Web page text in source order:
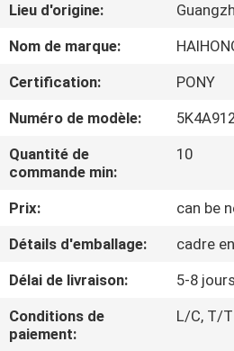
À
DE
NOUS
VISITE
DE
L'USINE
CONTRÔLE
QUALITÉ
Lieu d'origine:
Nom de marque:
Certification:
PONY
Numéro de modèle:
Quantité de
commande min:
10
Prix:
can be
Détails d'emballage:
cadre
Délai de livraison:
5-8
Conditions de
paiement:
L/C, T/T